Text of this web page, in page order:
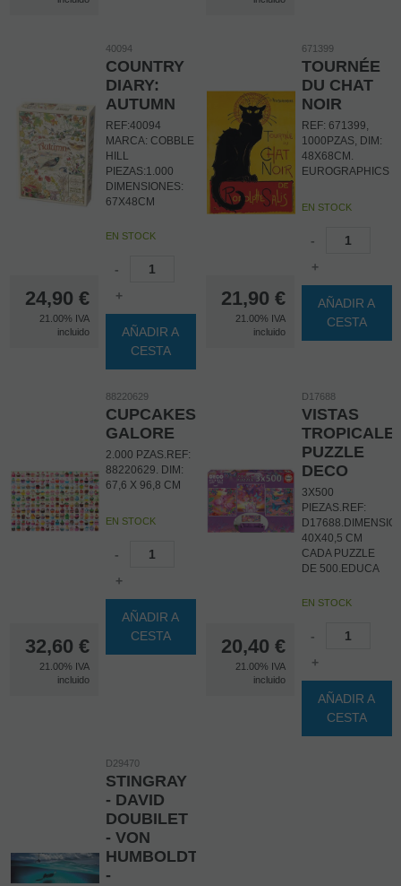
24,90 €
21.00% IVA
incluido
40094
COUNTRY
DIARY:
AUTUMN
REF:40094
MARCA: COBBLE
HILL
PIEZAS:1.000
DIMENSIONES:
67X48CM
EN STOCK
-
+
AÑADIR A
CESTA
21,90 €
21.00% IVA
incluido
671399
TOURNÉE
DU CHAT
NOIR
REF: 671399,
1000PZAS, DIM:
48X68CM.
EUROGRAPHICS
EN STOCK
-
+
AÑADIR A
CESTA
32,60 €
21.00% IVA
incluido
88220629
CUPCAKES
GALORE
2.000 PZAS.REF:
88220629. DIM:
67,6 X 96,8 CM
EN STOCK
-
+
AÑADIR A
CESTA
20,40 €
21.00% IVA
incluido
D17688
VISTAS
PUZZLE
DECO
3X500
PIEZAS.REF:
40X40,5 CM
CADA PUZZLE
DE 500.EDUCA
EN STOCK
-
+
AÑADIR A
CESTA
D29470
STINGRAY
- DAVID
DOUBILET
- VON
HUMBOLDT
-